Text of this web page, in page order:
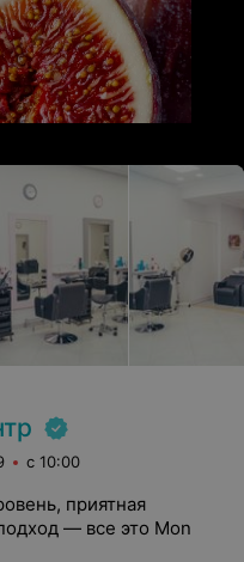
с 10:00
приятная
— все это Mon